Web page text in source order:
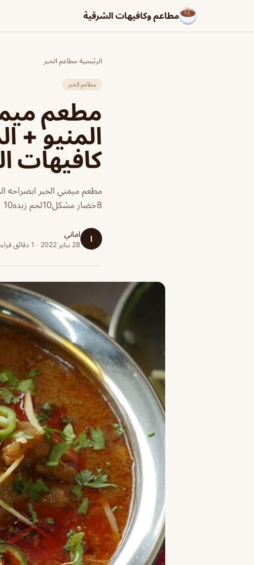
مطاعم وكافيهات الشرقية
الرئيسية/مطاعم الخبر
مطاعم الخبر
مطعم
المنيو +
كافيهات
8خضار مشكل10لحم زبده10
ا اماني
28 يناير 2022 · 1 دقائق قراءة